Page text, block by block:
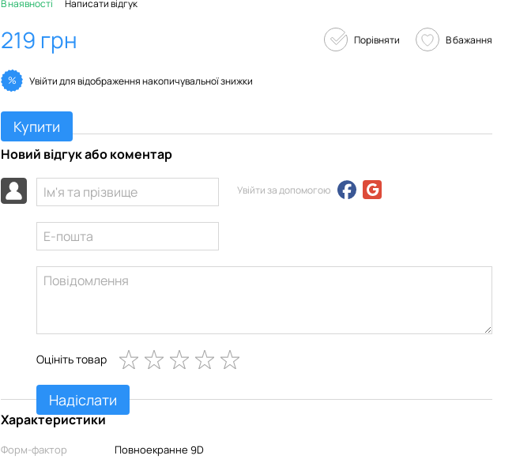
В наявності Написати відгук
219 грн Порівняти В бажання
% Увійтидля відображення накопичувальної знижки
Купити
Новий відгук або коментар
Увійти за допомогою
Оцініть товар
Надіслати
Характеристики
Форм-фактор
Повноекранне 9D